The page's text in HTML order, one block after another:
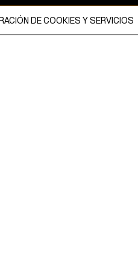
protegido por copyright y es
AB. DE COOKIES Y SERVICIOS